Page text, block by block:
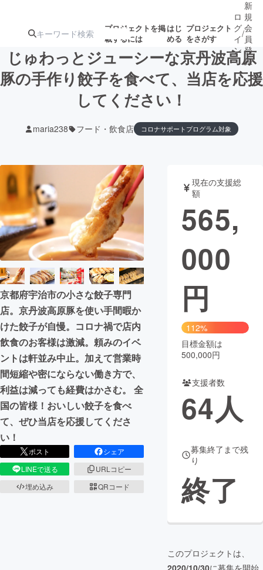
プロジェクトを掲
載するには
はじ
める
プロジェクト
をさがす
注目のリ
注目の新着プロ
ジェクト
募集終了が近いプ
テクノロジー・ガジェット ゲーム・サ
映像・映画 書籍・雑誌
ビジネス・起業 チャレンジ
まちづくり・地域活性化
CAMPFIRE for Social Good
CAMPFIRE Creation
CAMPFIREふるさと納税machi-ya コミュニティ
ロ
グ
イ
ン
/
新
規
会
員
登
録
じゅわっとジューシーな京丹波高原
豚の手作り餃子を食べて、当店を応援
してください！
maria238 フード・飲食店 コロナサポートプログラム対象
京都府宇治市の小さな餃子専門
店。京丹波高原豚を使い手間暇か
けた餃子が自慢。コロナ禍で店内
飲食のお客様は激減。頼みのイベ
ントは軒並み中止。加えて営業時
間短縮や密にならない働き方で、
利益は減っても経費はかさむ。 全
国の皆様！おいしい餃子を食べ
て、ぜひ当店を応援してくださ
い！
ポスト
シェア
LINEで送る
URLコピー
埋め込み
QRコード
現在の支援総
額
565,
000
円
112%
目標金額は
500,000円
支援者数
64人
募集終了まで残
り
終了
このプロジェクトは、
2020/10/30に募集を開始